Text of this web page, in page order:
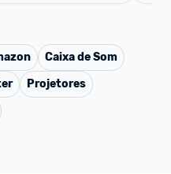
Caixa de Som
Projetores